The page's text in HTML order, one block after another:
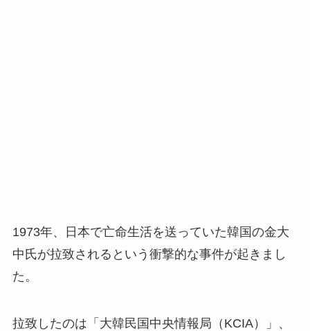
1973年、日本で亡命生活を送っていた韓国の金大
中氏が拉致されるという衝撃的な事件が起きまし
た。
拉致したのは「大韓民国中央情報局（KCIA）」、